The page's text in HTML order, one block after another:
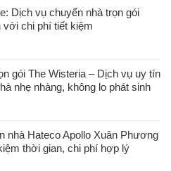
Dịch vụ chuyển nhà trọn gói
với chi phí tiết kiệm
gói The Wisteria – Dịch vụ uy tín
nhẹ nhàng, không lo phát sinh
nhà Hateco Apollo Xuân Phương
thời gian, chi phí hợp lý